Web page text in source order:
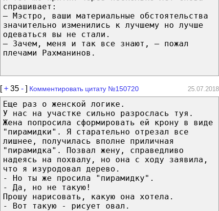
спрашивает:
— Мэстро, ваши материальные обстоятельства
значительно изменились к лучшему но лучше
одеваться вы не стали.
— Зачем, меня и так все знают, — пожал
плечами Рахманинов.
[+ 35 - ] Комментировать цитату №150720 25.07.2018
Еще раз о женской логике.
У нас на участке сильно разрослась туя.
Жена попросила сформировать ей крону в виде
"пирамидки". Я старательно отрезал все
лишнее, получилась вполне приличная
"пирамидка". Позвал жену, справедливо
надеясь на похвалу, но она с ходу заявила,
что я изуродовал дерево.
- Но ты же просила "пирамидку".
- Да, но не такую!
Прошу нарисовать, какую она хотела.
- Вот такую - рисует овал.